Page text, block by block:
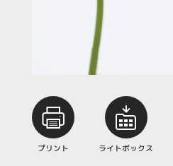
プリント ライトボックス